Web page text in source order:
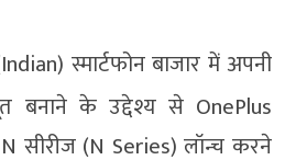
स्मार्टफोन बाजार में अपनी
बनाने के उद्देश्य से OnePlus
सीरीज (N Series) लॉन्च करने